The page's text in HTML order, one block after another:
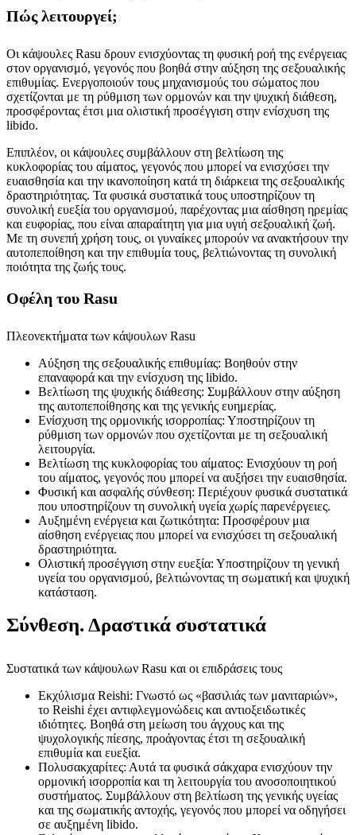
Πώς λειτουργεί;
Οι κάψουλες Rasu δρουν ενισχύοντας τη φυσική ροή της ενέργειας
στον οργανισμό, γεγονός που βοηθά στην αύξηση της σεξουαλικής
επιθυμίας. Ενεργοποιούν τους μηχανισμούς του σώματος που
σχετίζονται με τη ρύθμιση των ορμονών και την ψυχική διάθεση,
προσφέροντας έτσι μια ολιστική προσέγγιση στην ενίσχυση της
libido.
Επιπλέον, οι κάψουλες συμβάλλουν στη βελτίωση της
κυκλοφορίας του αίματος, γεγονός που μπορεί να ενισχύσει την
ευαισθησία και την ικανοποίηση κατά τη διάρκεια της σεξουαλικής
δραστηριότητας. Τα φυσικά συστατικά τους υποστηρίζουν τη
συνολική ευεξία του οργανισμού, παρέχοντας μια αίσθηση ηρεμίας
και ευφορίας, που είναι απαραίτητη για μια υγιή σεξουαλική ζωή.
Με τη συνεπή χρήση τους, οι γυναίκες μπορούν να ανακτήσουν την
αυτοπεποίθηση και την επιθυμία τους, βελτιώνοντας τη συνολική
ποιότητα της ζωής τους.
Οφέλη του Rasu
Πλεονεκτήματα των κάψουλων Rasu
Αύξηση της σεξουαλικής επιθυμίας: Βοηθούν στην
επαναφορά και την ενίσχυση της libido.
Βελτίωση της ψυχικής διάθεσης: Συμβάλλουν στην αύξηση
της αυτοπεποίθησης και της γενικής ευημερίας.
Ενίσχυση της ορμονικής ισορροπίας: Υποστηρίζουν τη
ρύθμιση των ορμονών που σχετίζονται με τη σεξουαλική
λειτουργία.
Βελτίωση της κυκλοφορίας του αίματος: Ενισχύουν τη ροή
του αίματος, γεγονός που μπορεί να αυξήσει την ευαισθησία.
Φυσική και ασφαλής σύνθεση: Περιέχουν φυσικά συστατικά
που υποστηρίζουν τη συνολική υγεία χωρίς παρενέργειες.
Αυξημένη ενέργεια και ζωτικότητα: Προσφέρουν μια
αίσθηση ενέργειας που μπορεί να ενισχύσει τη σεξουαλική
δραστηριότητα.
Ολιστική προσέγγιση στην ευεξία: Υποστηρίζουν τη γενική
υγεία του οργανισμού, βελτιώνοντας τη σωματική και ψυχική
κατάσταση.
Σύνθεση. Δραστικά συστατικά
Συστατικά των κάψουλων Rasu και οι επιδράσεις τους
Εκχύλισμα Reishi: Γνωστό ως «βασιλιάς των μανιταριών»,
το Reishi έχει αντιφλεγμονώδεις και αντιοξειδωτικές
ιδιότητες. Βοηθά στη μείωση του άγχους και της
ψυχολογικής πίεσης, προάγοντας έτσι τη σεξουαλική
επιθυμία και ευεξία.
Πολυσακχαρίτες: Αυτά τα φυσικά σάκχαρα ενισχύουν την
ορμονική ισορροπία και τη λειτουργία του ανοσοποιητικού
συστήματος. Συμβάλλουν στη βελτίωση της γενικής υγείας
και της σωματικής αντοχής, γεγονός που μπορεί να οδηγήσει
σε αυξημένη libido.